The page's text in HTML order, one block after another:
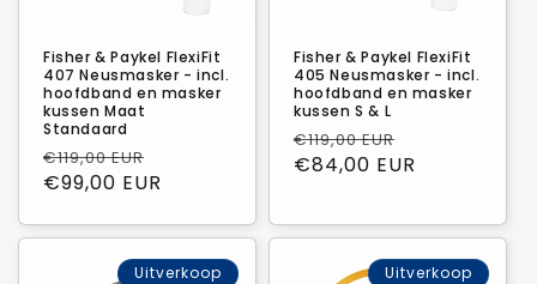
Fisher & Paykel FlexiFit
407 Neusmasker - incl.
hoofdband en masker
kussen Maat
Standaard
Normale
prijs
€119,00 EUR
€99,00 EUR
Fisher & Paykel FlexiFit
405 Neusmasker - incl.
hoofdband en masker
kussen S & L
Normale
prijs
€119,00 EUR
€84,00 EUR
Uitverkoop Uitverkoop